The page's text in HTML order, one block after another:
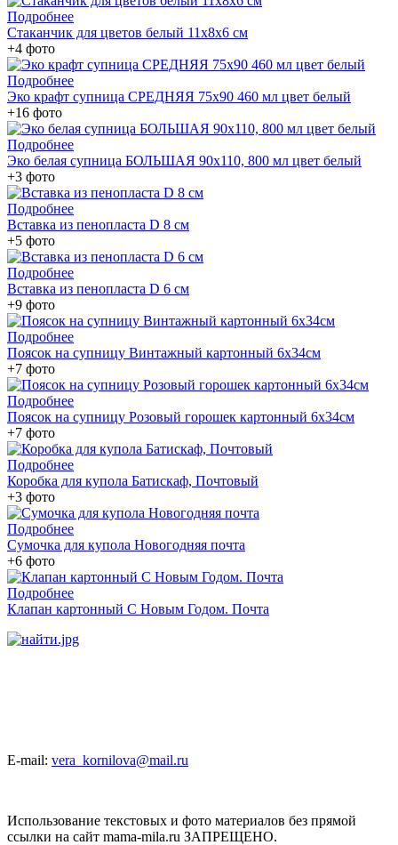
Подробнее
Стаканчик для цветов белый 11х8х6 см
+4 фото
Подробнее
Эко крафт супница СРЕДНЯЯ 75х90 460 мл цвет белый
+16 фото
Подробнее
Эко белая супница БОЛЬШАЯ 90х110, 800 мл цвет белый
+3 фото
Подробнее
Вставка из пенопласта D 8 см
+5 фото
Подробнее
Вставка из пенопласта D 6 см
+9 фото
Подробнее
Поясок на супницу Винтажный картонный 6х34см
+7 фото
Подробнее
Поясок на супницу Розовый горошек картонный 6х34см
+7 фото
Подробнее
Коробка для купола Батискаф, Почтовый
+3 фото
Подробнее
Сумочка для купола Новогодняя почта
+6 фото
Подробнее
Клапан картонный С Новым Годом. Почта
E-mail: vera_kornilova@mail.ru
Использование текстовых и фото материалов без прямой
ссылки на сайт mama-mila.ru ЗАПРЕЩЕНО.